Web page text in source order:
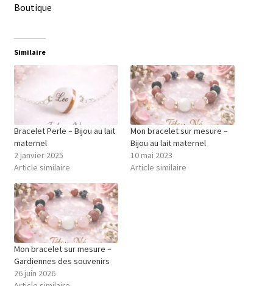
Boutique
Similaire
Bracelet Perle – Bijou au lait
maternel
2 janvier 2025
Article similaire
Mon bracelet sur mesure –
Bijou au lait maternel
10 mai 2023
Article similaire
Mon bracelet sur mesure –
Gardiennes des souvenirs
26 juin 2026